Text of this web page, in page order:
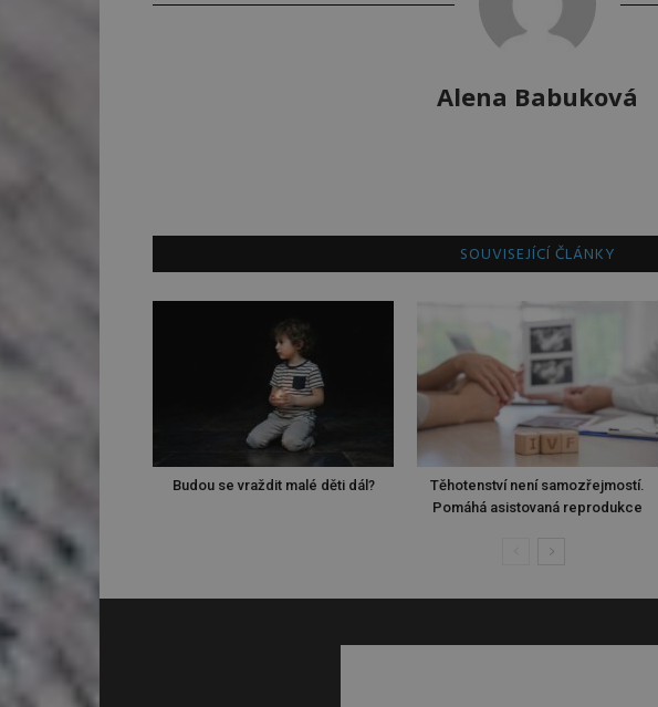
Alena Babuková
SOUVISEJÍCÍ ČLÁNKY
Budou se vraždit malé děti dál?
Těhotenství není samozřejmostí.
Pomáhá asistovaná reprodukce